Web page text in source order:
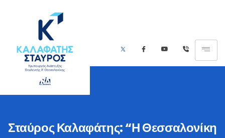
Σταύρος Καλαφάτης: “Η Θεσσαλονίκη